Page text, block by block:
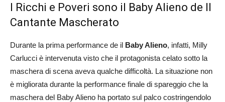
I Ricchi e Poveri sono il Baby Alieno de Il
Cantante Mascherato
Durante la prima performance de il Baby Alieno, infatti, Milly
Carlucci è intervenuta visto che il protagonista celato sotto la
maschera di scena aveva qualche difficoltà. La situazione non
è migliorata durante la performance finale di spareggio che la
maschera del Baby Alieno ha portato sul palco costringendolo